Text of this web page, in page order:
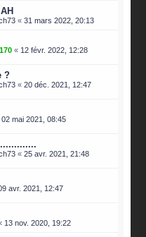
«31 mars 2022, 20:13
« 12 févr. 2022, 12:28
?
«20 déc. 2021, 12:47
02 mai 2021, 08:45
«25 avr. 2021, 21:48
avr. 2021, 12:47
13 nov. 2020, 19:22